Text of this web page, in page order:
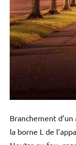
Branchement
la borne L de